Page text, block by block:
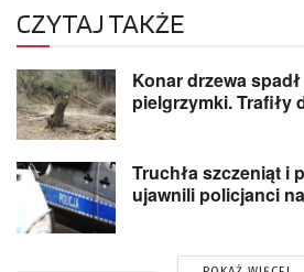
CZYTAJ TAKŻE
Konar drzewa
pielgrzymki. Trafiły
Truchła szczeniąt i
ujawnili policjanci